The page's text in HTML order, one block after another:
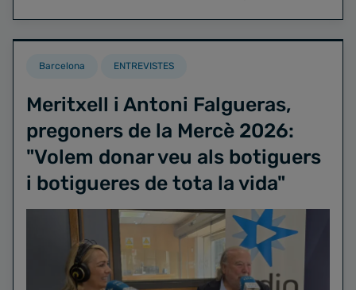
Barcelona ENTREVISTES
Meritxell i Antoni Falgueras,
pregoners de la Mercè 2026:
"Volem donar veu als botiguers
i botigueres de tota la vida"